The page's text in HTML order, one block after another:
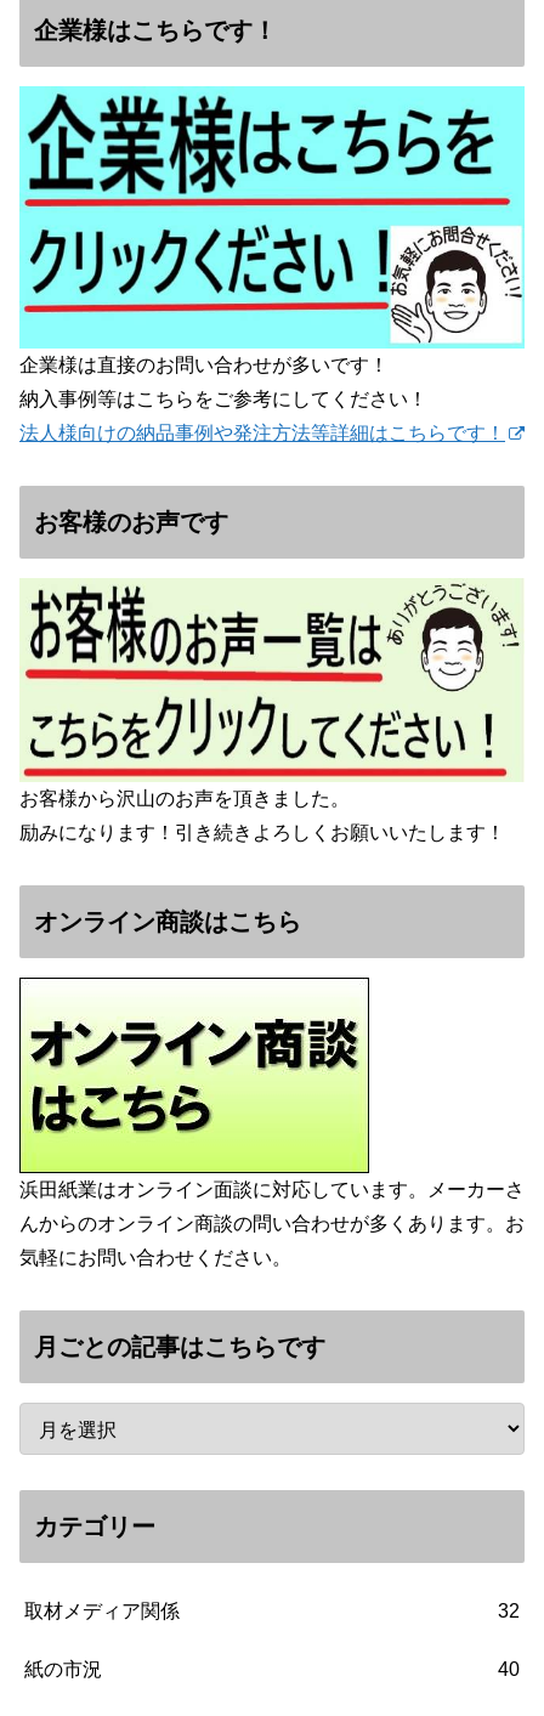
企業様はこちらです！
企業様は直接のお問い合わせが多いです！
納入事例等はこちらをご参考にしてください！
法人様向けの納品事例や発注方法等詳細はこちらです！
お客様のお声です
お客様から沢山のお声を頂きました。
励みになります！引き続きよろしくお願いいたします！
オンライン商談はこちら
浜田紙業はオンライン面談に対応しています。メーカーさ
んからのオンライン商談の問い合わせが多くあります。お
気軽にお問い合わせください。
月ごとの記事はこちらです
カテゴリー
取材メディア関係 32
紙の市況 40